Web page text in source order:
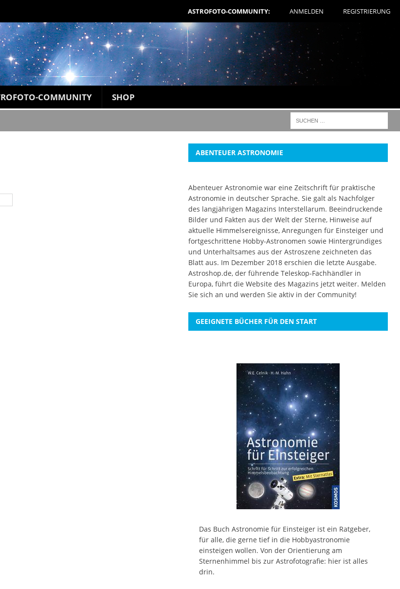
ASTROFOTO-COMMUNITY: ANMELDEN REGISTRIERUNG
COMMUNITY SHOP
ABENTEUER ASTRONOMIE
Abenteuer Astronomie war eine Zeitschrift für praktische
Astronomie in deutscher Sprache. Sie galt als Nachfolger
des langjährigen Magazins Interstellarum. Beeindruckende
Bilder und Fakten aus der Welt der Sterne, Hinweise auf
aktuelle Himmelsereignisse, Anregungen für Einsteiger und
fortgeschrittene Hobby-Astronomen sowie Hintergründiges
und Unterhaltsames aus der Astroszene zeichneten das
Blatt aus. Im Dezember 2018 erschien die letzte Ausgabe.
Astroshop.de, der führende Teleskop-Fachhändler in
Europa, führt die Website des Magazins jetzt weiter. Melden
Sie sich an und werden Sie aktiv in der Community!
GEEIGNETE BÜCHER FÜR DEN START
Das Buch Astronomie für Einsteiger ist ein Ratgeber,
für alle, die gerne tief in die Hobbyastronomie
einsteigen wollen. Von der Orientierung am
Sternenhimmel bis zur Astrofotografie: hier ist alles
drin.